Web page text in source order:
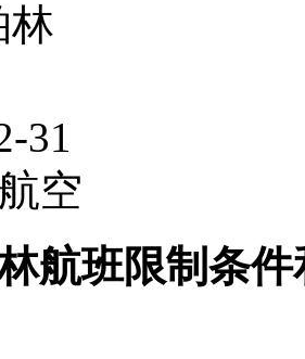
林
31
空
航班限制条